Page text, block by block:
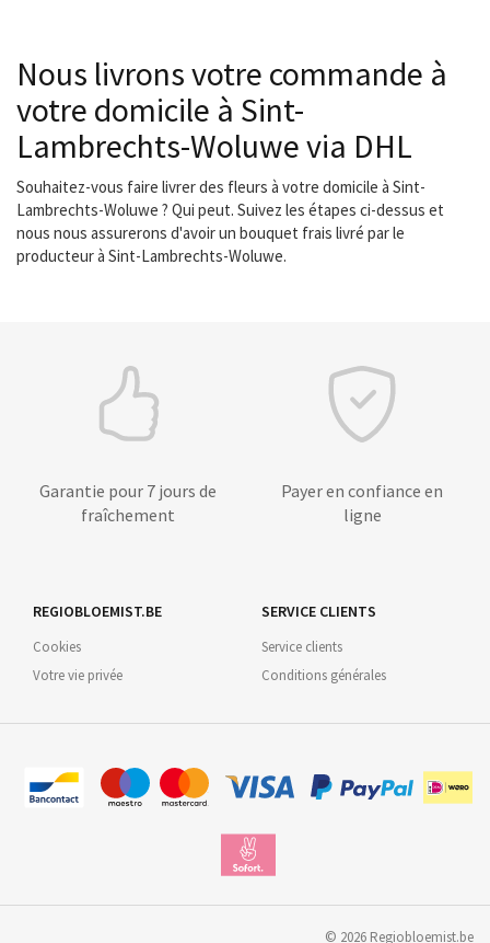
Nous livrons votre commande à
votre domicile à Sint-
Lambrechts-Woluwe via DHL
Souhaitez-vous faire livrer des fleurs à votre domicile à Sint-
Lambrechts-Woluwe ? Qui peut. Suivez les étapes ci-dessus et
nous nous assurerons d'avoir un bouquet frais livré par le
producteur à Sint-Lambrechts-Woluwe.
Garantie pour 7 jours de
fraîchement
Payer en confiance en
ligne
REGIOBLOEMIST.BE
Cookies
Votre vie privée
SERVICE CLIENTS
Service clients
Conditions générales
© 2026 Regiobloemist.be